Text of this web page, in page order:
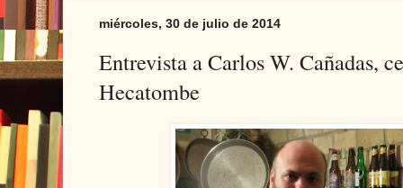
miércoles, 30 de julio de 2014
Entrevista a Carlos W. Cañadas,
Hecatombe